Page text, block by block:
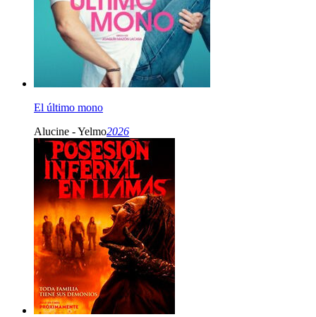
El último mono
Alucine - Yelmo2026